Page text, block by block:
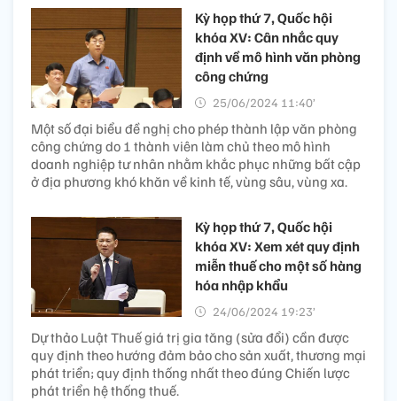
Kỳ họp thứ 7, Quốc hội
khóa XV: Cân nhắc quy
định về mô hình văn phòng
công chứng
25/06/2024 11:40’
Một số đại biểu đề nghị cho phép thành lập văn phòng
công chứng do 1 thành viên làm chủ theo mô hình
doanh nghiệp tư nhân nhằm khắc phục những bất cập
ở địa phương khó khăn về kinh tế, vùng sâu, vùng xa.
Kỳ họp thứ 7, Quốc hội
khóa XV: Xem xét quy định
miễn thuế cho một số hàng
hóa nhập khẩu
24/06/2024 19:23’
Dự thảo Luật Thuế giá trị gia tăng (sửa đổi) cần được
quy định theo hướng đảm bảo cho sản xuất, thương mại
phát triển; quy định thống nhất theo đúng Chiến lược
phát triển hệ thống thuế.